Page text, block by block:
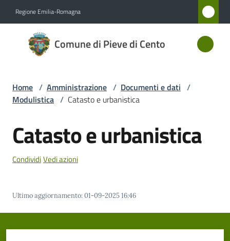
Regione Emilia-Romagna
Comune di Pieve di Cento
Comune
di Pieve
Novità
Servizi
Vivere
Cento
Home / Amministrazione / Documenti e dati /
Modulistica / Catasto e urbanistica
Catasto e urbanistica
CondividiVedi azioni
Ultimo aggiornamento:01-09-2025 16:46